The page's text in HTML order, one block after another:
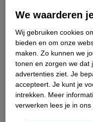
Imoshion Kidsproof
Backcover Met
Voor IPad 10 (2022)
10.9 Inch/ IPad 11
(2025) 11 Inch
Roze
We waarderen
Wij gebruiken cookies
bieden en om onze
maken. Zo kunnen we
tonen en zorgen we dat
advertenties ziet. Je
accepteert. Je kunt je
intrekken.
Meer
verwerken lees je in ons